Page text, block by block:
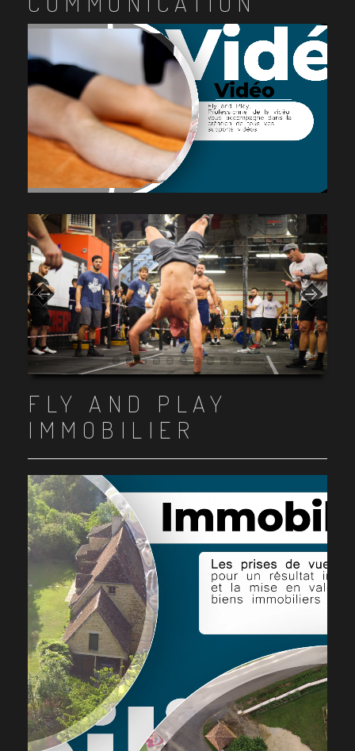
Item 1
Item 2
Item 3
Item 4
Item 5
Item 6
Item 7
Item 8
Item 9
Item 10
FLY AND PLAY
IMMOBILIER